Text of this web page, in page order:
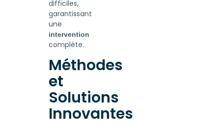
difficiles,
garantissant
une
intervention
complète.
Méthodes
et
Solutions
Innovantes